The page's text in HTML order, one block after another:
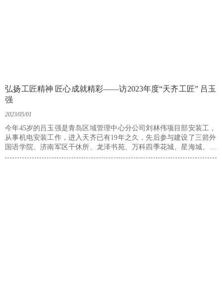
弘扬工匠精神 匠心成就精彩——访2023年度“天齐工匠” 吕玉
强
2023/05/01
今年45岁的吕玉强是青岛区域管理中心分公司刘林伟项目部安装工，
从事机电安装工作，进入天齐已有19年之久，先后参与建设了三箭外
国语学院、济南军区干休所、龙泽书苑、万科四季花城、星海城、碧
桂园湖悦天境等多个项目。